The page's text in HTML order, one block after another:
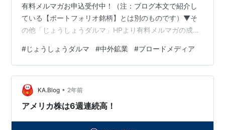
有料メルマガお申込受付中！（注：ブログ本文で紹介し
ている【ポートフォリオ銘柄】とは別のものです）▼そ
の他「じょうしょうダルマ」HPより有料メルマガの成績
ho.ne.jp/joeshow/performance.html１ヶ月当たり４，３
００円～相場が続く限りチャンスはいくらでもありま
す！是非一度お試しください。※リスク・手数料などにつ
きましては以下の契約締結前交付書面を参照してくださ
い。http://www.ric.hi-ho…
#じょうしょうダルマ #中外鉱業 #ブロードメディア
KA.Blog • 2年前
アメリカ株は6週連続高！